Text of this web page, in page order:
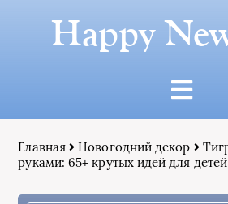
Happy
Главная Новогодний декор
руками: 65+ крутых идей для